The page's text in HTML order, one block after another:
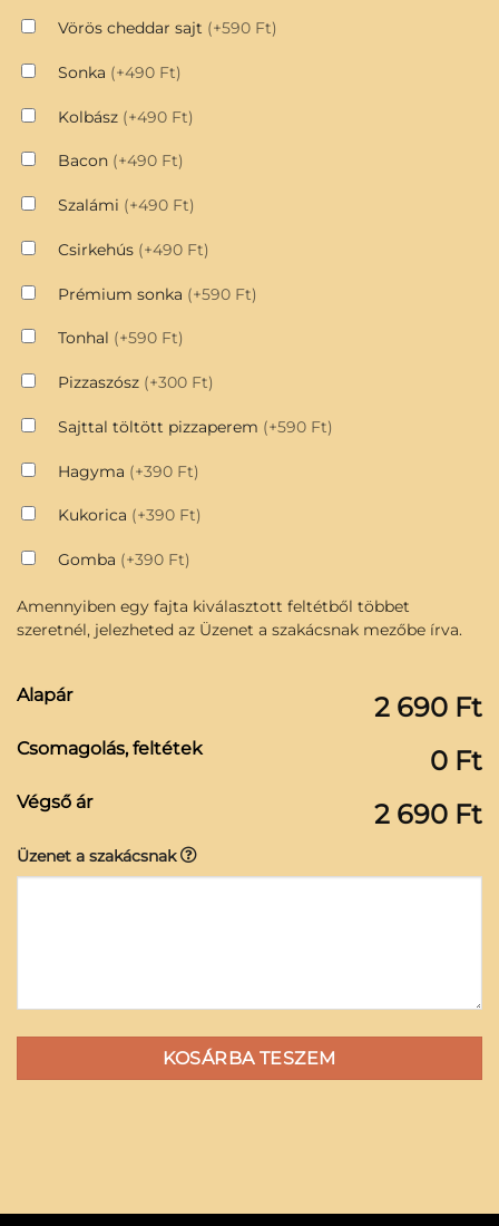
Vörös cheddar sajt (+590 Ft)
Sonka (+490 Ft)
Kolbász (+490 Ft)
Bacon (+490 Ft)
Szalámi (+490 Ft)
Csirkehús (+490 Ft)
Prémium sonka (+590 Ft)
Tonhal (+590 Ft)
Pizzaszósz (+300 Ft)
Sajttal töltött pizzaperem (+590 Ft)
Hagyma (+390 Ft)
Kukorica (+390 Ft)
Gomba (+390 Ft)
Amennyiben egy fajta kiválasztott feltétből többet
szeretnél, jelezheted az Üzenet a szakácsnak mezőbe írva.
Alapár 2 690 Ft
Csomagolás, feltétek 0 Ft
Végső ár 2 690 Ft
Üzenet a szakácsnak
KOSÁRBA TESZEM